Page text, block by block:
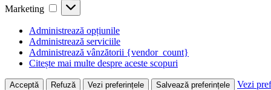
Marketing Marketing
Administrează opțiunile
Administrează serviciile
Administrează vânzătorii {vendor_count}
Citește mai multe despre aceste scopuri
Acceptă Refuză Vezi preferințele Salvează preferințele Vezi